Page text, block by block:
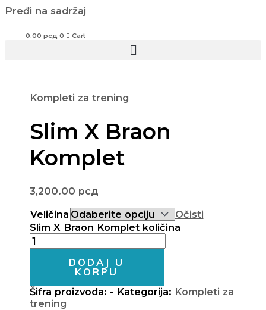
Pređi na sadržaj
0.00 рсд 0 Cart
Kompleti za trening
Slim X Braon
Komplet
3,200.00 рсд
Veličina
Očisti
Slim X Braon Komplet količina
DODAJ U
KORPU
Šifra proizvoda: - Kategorija: Kompleti za
trening